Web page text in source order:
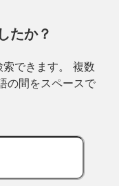
たか？
できます。 複数
の間をスペースで